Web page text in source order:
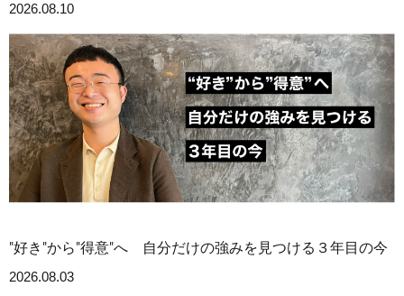
2026.08.10
"好き"から"得意"へ 自分だけの強みを見つける３年目の今
2026.08.03